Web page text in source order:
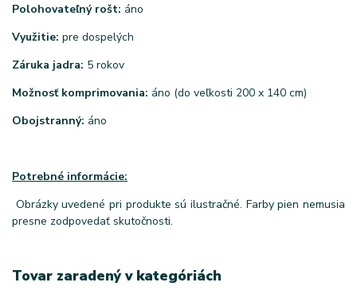
Polohovateľný rošt: áno
Využitie: pre dospelých
Záruka jadra: 5 rokov
Možnosť komprimovania: áno (do veľkosti 200 x 140 cm)
Obojstranný: áno
Potrebné informácie:
Obrázky uvedené pri produkte sú ilustračné. Farby pien nemusia
presne zodpovedať skutočnosti.
Tovar zaradený v kategóriách